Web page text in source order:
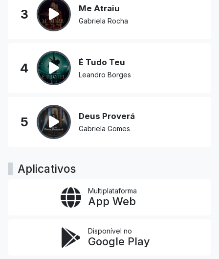
3 Me Atraiu
Gabriela Rocha
4 É Tudo Teu
Leandro Borges
5 Deus Proverá
Gabriela Gomes
Aplicativos
Multiplataforma
App Web
Disponível no
Google Play